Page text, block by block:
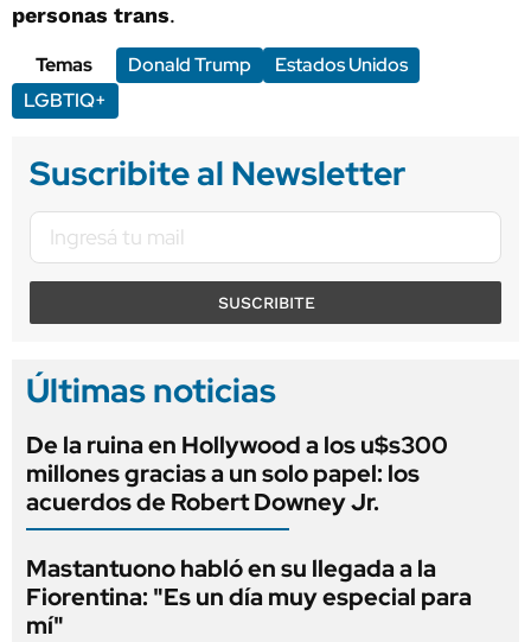
personas trans.
Temas
Donald Trump
Estados Unidos
LGBTIQ+
Suscribite al Newsletter
SUSCRIBITE
Últimas noticias
De la ruina en Hollywood a los u$s300
millones gracias a un solo papel: los
acuerdos de Robert Downey Jr.
Mastantuono habló en su llegada a la
Fiorentina: "Es un día muy especial para
mí"